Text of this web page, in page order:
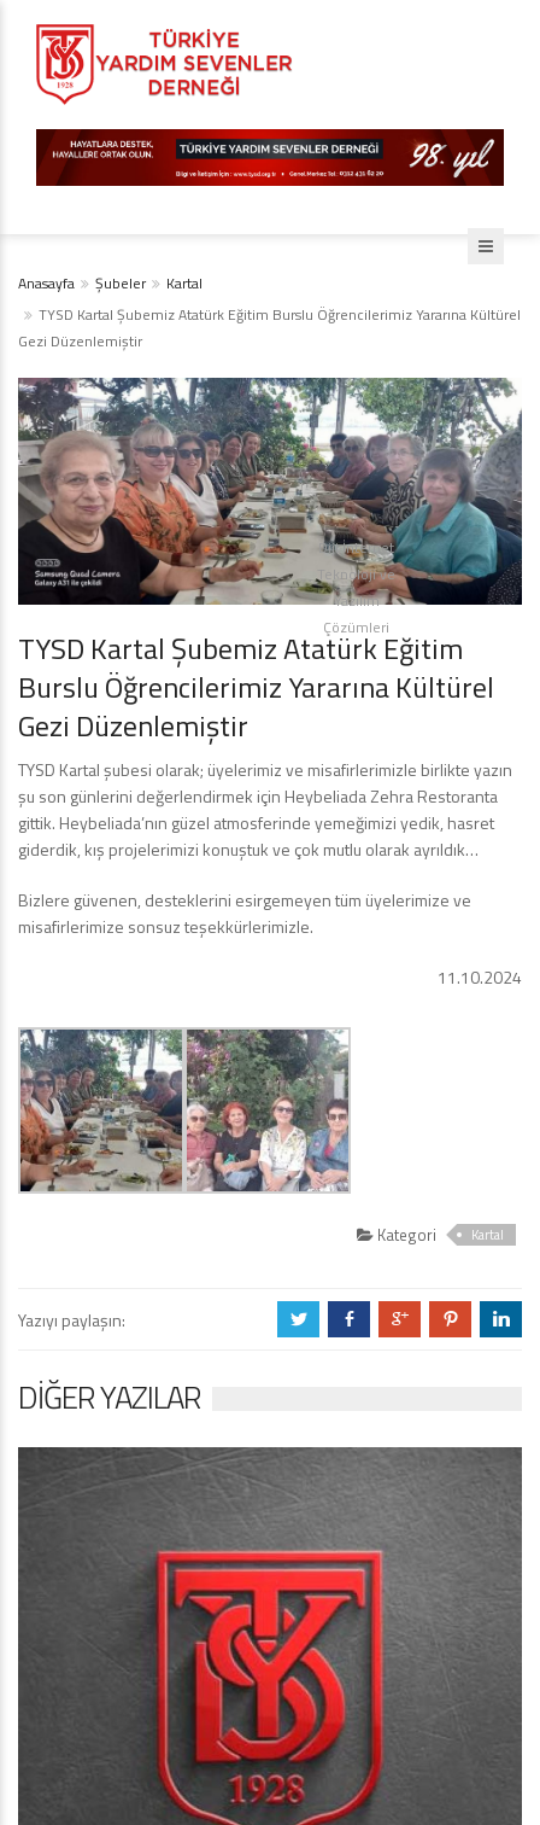
Anasayfa Şubeler
Kartal
TYSD Kartal Şubemiz Atatürk Eğitim Burslu Öğrencilerimiz Yararına Kültürel
Gezi Düzenlemiştir
TYSD Kartal Şubemiz Atatürk Eğitim
Burslu Öğrencilerimiz Yararına Kültürel
Gezi Düzenlemiştir
TYSD Kartal şubesi olarak; üyelerimiz ve misafirlerimizle birlikte yazın
şu son günlerini değerlendirmek için Heybeliada Zehra Restoranta
gittik. Heybeliada’nın güzel atmosferinde yemeğimizi yedik, hasret
giderdik, kış projelerimizi konuştuk ve çok mutlu olarak ayrıldık…
Bizlere güvenen, desteklerini esirgemeyen tüm üyelerimize ve
misafirlerimize sonsuz teşekkürlerimizle.
11.10.2024
Kategori Kartal
Yazıyı paylaşın: a b c d j
DIĞER YAZILAR
Diji İnternet
Teknoloji ve
Yazılım
Çözümleri